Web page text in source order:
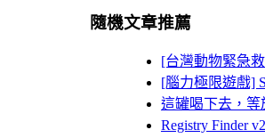
隨機文章推薦
[台灣動物緊急
[腦力極限遊戲]
這罐喝下去，等
Registry Finder